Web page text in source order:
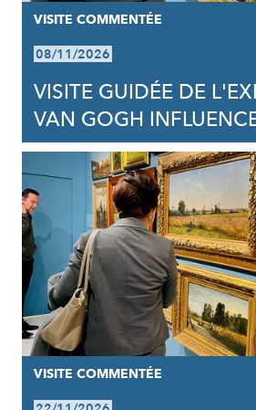
VISITE COMMENTÉE
08/11/2026
VISITE GUIDÉE DE
VAN GOGH
VISITE COMMENTÉE